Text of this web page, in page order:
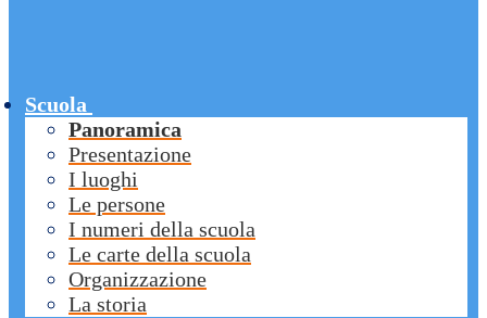
Scuola
Panoramica
Presentazione
I luoghi
Le persone
I numeri della scuola
Le carte della scuola
Organizzazione
La storia